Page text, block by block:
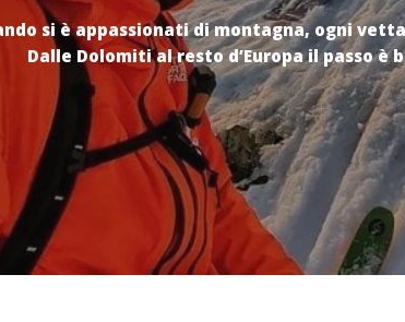
si è appassionati di montagna, ogni
Dalle Dolomiti al resto d’Europa il passo
si è appassionati di montagna, ogni
Dalle Dolomiti al resto d’Europa il passo